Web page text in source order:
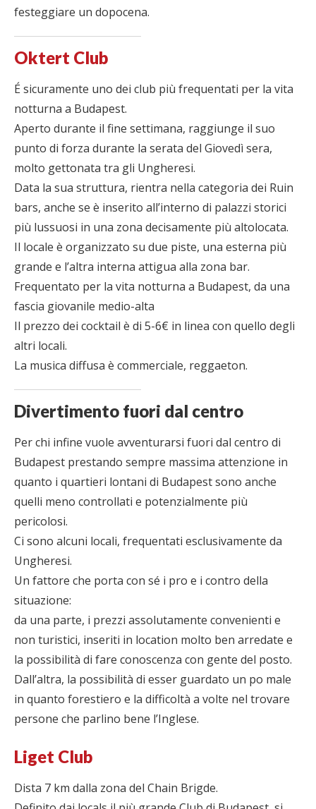
festeggiare un dopocena.
Oktert Club
É sicuramente uno dei club più frequentati per la vita
notturna a Budapest.
Aperto durante il fine settimana, raggiunge il suo
punto di forza durante la serata del Giovedì sera,
molto gettonata tra gli Ungheresi.
Data la sua struttura, rientra nella categoria dei Ruin
bars, anche se è inserito all’interno di palazzi storici
più lussuosi in una zona decisamente più altolocata.
Il locale è organizzato su due piste, una esterna più
grande e l’altra interna attigua alla zona bar.
Frequentato per la vita notturna a Budapest, da una
fascia giovanile medio-alta
Il prezzo dei cocktail è di 5-6€ in linea con quello degli
altri locali.
La musica diffusa è commerciale, reggaeton.
Divertimento fuori dal centro
Per chi infine vuole avventurarsi fuori dal centro di
Budapest prestando sempre massima attenzione in
quanto i quartieri lontani di Budapest sono anche
quelli meno controllati e potenzialmente più
pericolosi.
Ci sono alcuni locali, frequentati esclusivamente da
Ungheresi.
Un fattore che porta con sé i pro e i contro della
situazione:
da una parte, i prezzi assolutamente convenienti e
non turistici, inseriti in location molto ben arredate e
la possibilità di fare conoscenza con gente del posto.
Dall’altra, la possibilità di esser guardato un po male
in quanto forestiero e la difficoltà a volte nel trovare
persone che parlino bene l’Inglese.
Liget Club
Dista 7 km dalla zona del Chain Brigde.